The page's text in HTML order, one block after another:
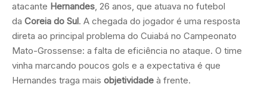
atacante Hernandes, 26 anos, que atuava no futebol
da Coreia do Sul. A chegada do jogador é uma resposta
direta ao principal problema do Cuiabá no Campeonato
Mato-Grossense: a falta de eficiência no ataque. O time
vinha marcando poucos gols e a expectativa é que
Hernandes traga mais objetividade à frente.